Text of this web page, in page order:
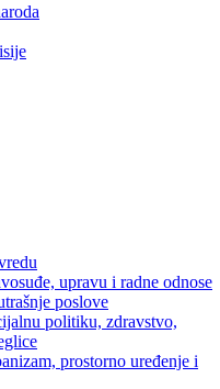
upravu i radne odnose
poslove
politiku, zdravstvo,